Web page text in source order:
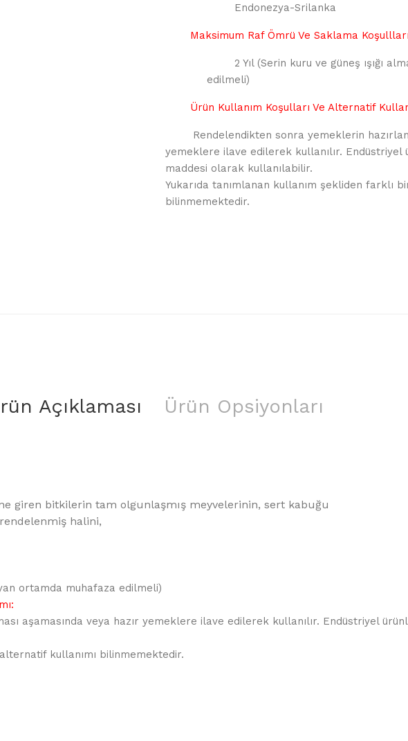
Endonezya-Srilanka
Maksimum Raf Ömrü Ve Saklama
2 Yıl (Serin kuru ve güneş ışığı
edilmeli)
Ürün Kullanım Koşulları Ve Alternatif
Rendelendikten sonra yemeklerin
yemeklere ilave edilerek kullanılır. Endüstriyel
maddesi olarak kullanılabilir.
Yukarıda tanımlanan kullanım şekliden farklı
bilinmemektedir.
Açıklaması Ürün Opsiyonları
giren bitkilerin tam olgunlaşmış meyvelerinin, sert kabuğu
rendelenmiş halini,
ortamda muhafaza edilmeli)
aşamasında veya hazır yemeklere ilave edilerek kullanılır. Endüstriyel
kullanımı bilinmemektedir.